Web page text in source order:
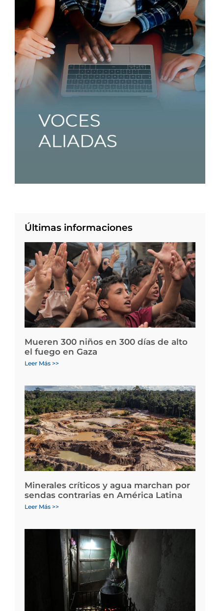
Últimas informaciones
Mueren 300 niños en 300 días de alto
el fuego en Gaza
Leer Más >>
Minerales críticos y agua marchan por
sendas contrarias en América Latina
Leer Más >>